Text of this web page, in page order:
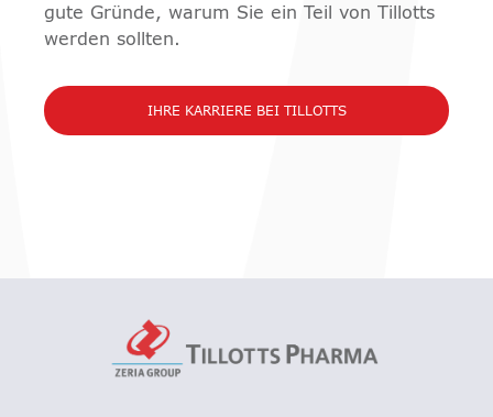
gute Gründe, warum Sie ein Teil von Tillotts
werden sollten.
IHRE KARRIERE BEI TILLOTTS